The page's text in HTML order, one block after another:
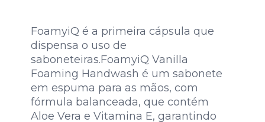
FoamyiQ é a primeira cápsula que
dispensa o uso de
saboneteiras.FoamyiQ Vanilla
Foaming Handwash é um sabonete
em espuma para as mãos, com
fórmula balanceada, que contém
Aloe Vera e Vitamina E, garantindo